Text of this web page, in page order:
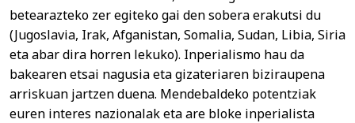
betearazteko zer egiteko gai den sobera erakutsi du
(Jugoslavia, Irak, Afganistan, Somalia, Sudan, Libia, Siria
eta abar dira horren lekuko). Inperialismo hau da
bakearen etsai nagusia eta gizateriaren biziraupena
arriskuan jartzen duena. Mendebaldeko potentziak
euren interes nazionalak eta are bloke inperialista